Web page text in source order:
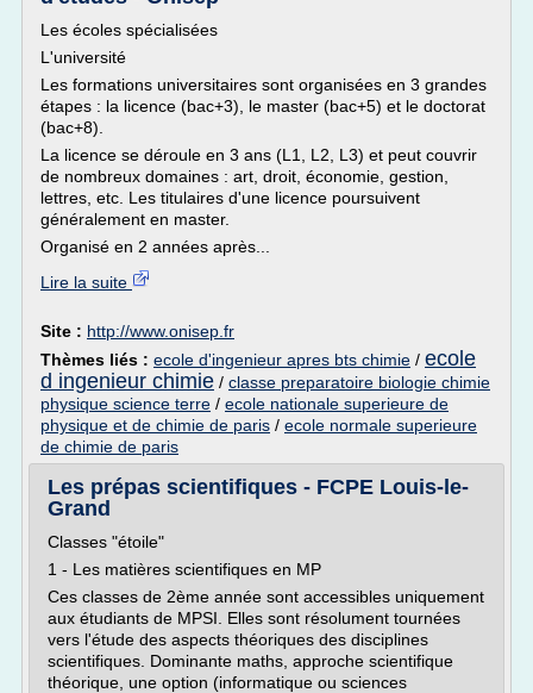
Les écoles spécialisées
L'université
Les formations universitaires sont organisées en 3 grandes
étapes : la licence (bac+3), le master (bac+5) et le doctorat
(bac+8).
La licence se déroule en 3 ans (L1, L2, L3) et peut couvrir
de nombreux domaines : art, droit, économie, gestion,
lettres, etc. Les titulaires d'une licence poursuivent
généralement en master.
Organisé en 2 années après...
Lire la suite
Site : http://www.onisep.fr
Thèmes liés : ecole d'ingenieur apres bts chimie / ecole
d ingenieur chimie / classe preparatoire biologie chimie
physique science terre / ecole nationale superieure de
physique et de chimie de paris / ecole normale superieure
de chimie de paris
Les prépas scientifiques - FCPE Louis-le-
Grand
Classes "étoile"
1 - Les matières scientifiques en MP
Ces classes de 2ème année sont accessibles uniquement
aux étudiants de MPSI. Elles sont résolument tournées
vers l'étude des aspects théoriques des disciplines
scientifiques. Dominante maths, approche scientifique
théorique, une option (informatique ou sciences